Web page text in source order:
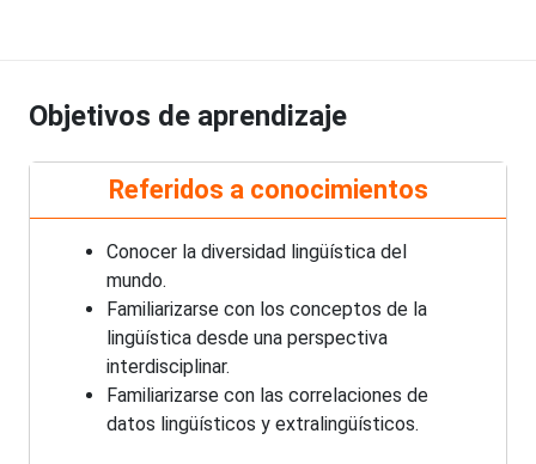
Objetivos de aprendizaje
Referidos a conocimientos
Conocer la diversidad lingüística del
mundo.
Familiarizarse con los conceptos de la
lingüística desde una perspectiva
interdisciplinar.
Familiarizarse con las correlaciones de
datos lingüísticos y extralingüísticos.